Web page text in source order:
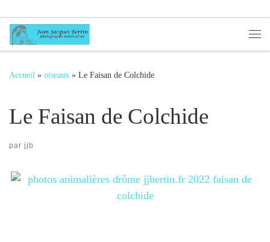
Passer au contenu
Accueil » oiseaux » Le Faisan de Colchide
Le Faisan de Colchide
par jjb